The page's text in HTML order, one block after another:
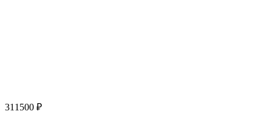
311500 ₽